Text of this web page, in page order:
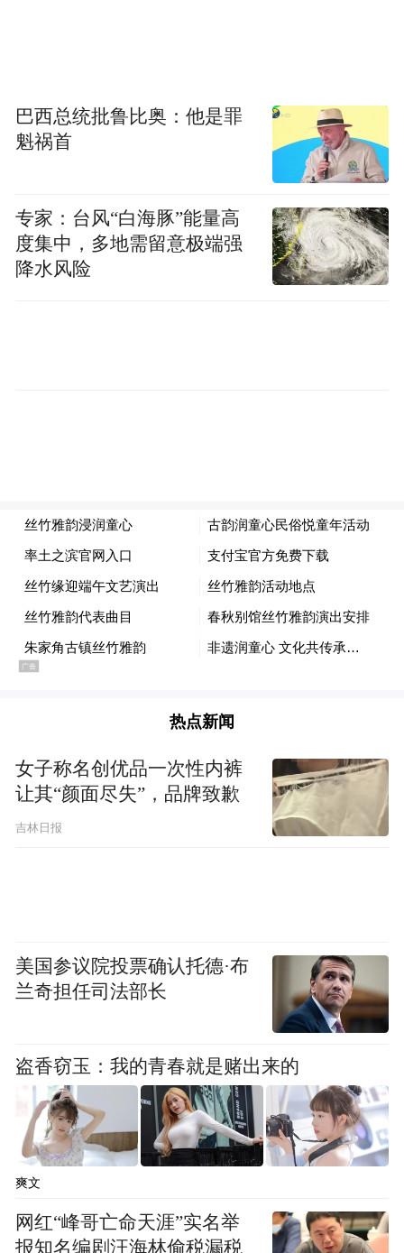
摒弃枯燥的理论讲解，老师们用生动通俗的
语言、形象贴切的比喻，逐一介绍二胡、中
阮、扬琴、笛子、笙等传统乐器的历史渊源
与音色特色，让晦涩的非遗知识变得通俗易
懂、趣味十足。
“圆圆的琴身、温润的轮廓，像不像微笑的表
情包？”老师生动的介绍，让古朴沉稳的中阮
瞬间“萌态十足”，引得现场笑声不断、掌声
验扬琴的清亮音色，聆听不同形制笛子的高
低韵律，近距离观察笙的独特构造，在亲身
实践中感知传统民乐的独特魅力，沉浸式感
科普互动结束后，民乐老师们轮番献艺，倾
情演绎经典江南丝竹曲目《绿野》《春晖
曲》。悠扬丝竹声声入耳，时而轻快灵动、
如雀鸣林间，时而温婉柔和、如溪淌山谷，
徐徐铺开江南民乐的雅致意境。原本活泼喧
闹的孩子们渐渐安静下来，静心聆听、沉醉
其中，在袅袅雅乐中感受传统文化的温润力
量。
巴西总统批鲁比奥：他是罪
魁祸首
专家：台风“白海豚”能量高
度集中，多地需留意极端强
降水风险
热点新闻
女子称名创优品一次性内裤
让其“颜面尽失”，品牌致歉
吉林日报
美国参议院投票确认托德·布
兰奇担任司法部长
盗香窃玉：我的青春就是赌出来的
爽文
网红“峰哥亡命天涯”实名举
报知名编剧汪海林偷税漏税